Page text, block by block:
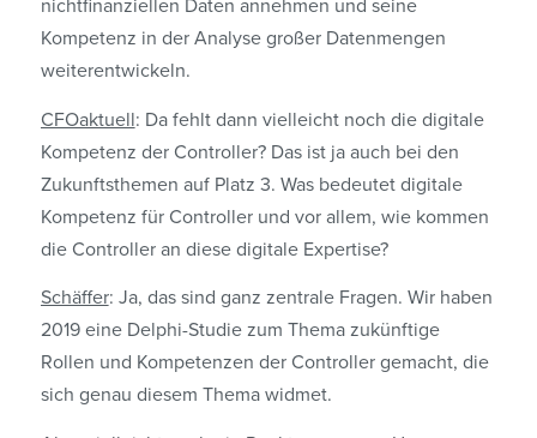
nichtfinanziellen Daten annehmen und seine
Kompetenz in der Analyse großer Datenmengen
weiterentwickeln.
CFOaktuell: Da fehlt dann vielleicht noch die digitale
Kompetenz der Controller? Das ist ja auch bei den
Zukunftsthemen auf Platz 3. Was bedeutet digitale
Kompetenz für Controller und vor allem, wie kommen
die Controller an diese digitale Expertise?
Schäffer: Ja, das sind ganz zentrale Fragen. Wir haben
2019 eine Delphi-Studie zum Thema zukünftige
Rollen und Kompetenzen der Controller gemacht, die
sich genau diesem Thema widmet.